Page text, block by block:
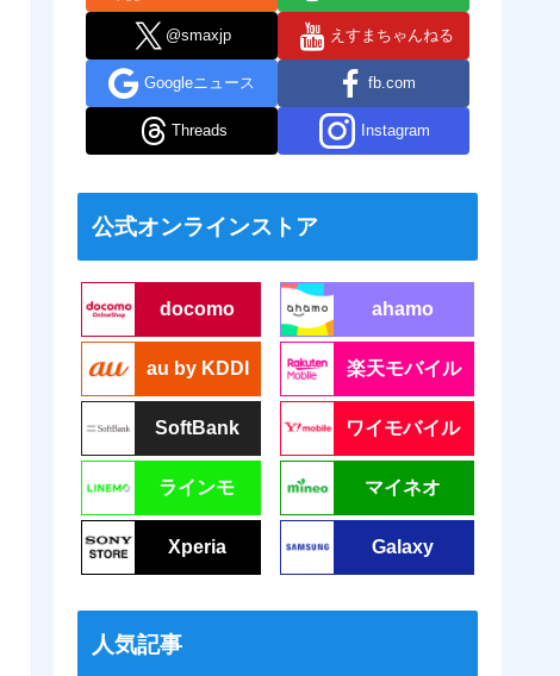
@smaxjp えすまちゃんねる
Googleニュース fb.com
Threads Instagram
公式オンラインストア
docomo ahamo
au by KDDI 楽天モバイル
SoftBank ワイモバイル
ラインモ マイネオ
Xperia Galaxy
人気記事